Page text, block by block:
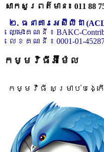
សាកសួរពត៌មាន៖ 011 88
២. ធនាគារអេស៊ីលីដា
ឈ្មោះគណនី ៖ BAKC-
លេខគណនី ៖ 0001-01-
កម្មវិធីអ៊ីម៉ែល
កម្មវិធី សម្រាប់បង្កើត